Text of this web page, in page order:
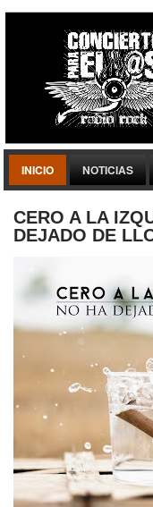
INICIO NOTICIAS
CERO A LA
DEJADO DE